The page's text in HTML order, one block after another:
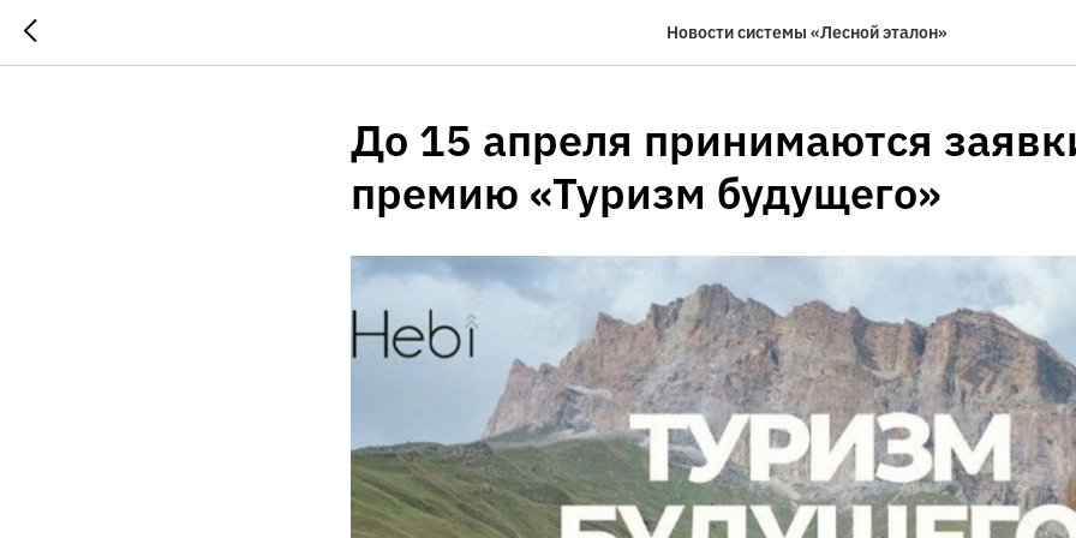
Новости системы «Лесной эталон»
До 15 апреля принимаются
премию «Туризм будущего»